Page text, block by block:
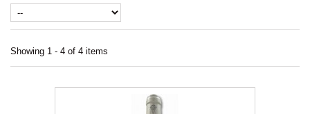
Showing 1 - 4 of 4 items